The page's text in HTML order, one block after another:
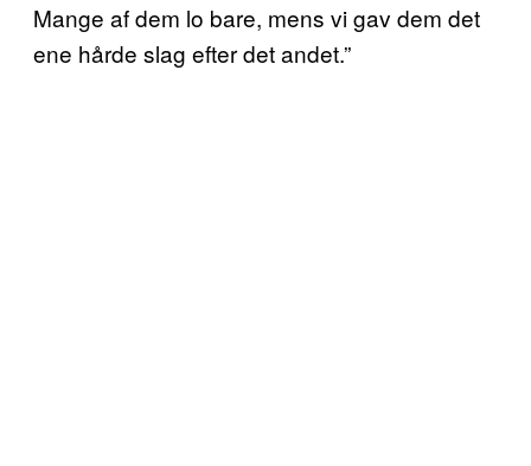
Mange af dem lo bare, mens vi gav dem det
ene hårde slag efter det andet.”